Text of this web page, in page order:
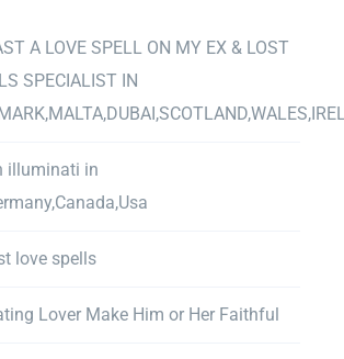
A LOVE SPELL ON MY EX & LOST
SPECIALIST IN
illuminati in
love spells
Lover Make Him or Her Faithful